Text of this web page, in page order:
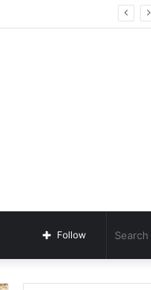
Follow